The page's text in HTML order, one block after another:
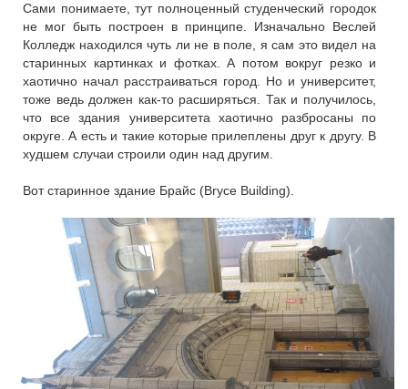
Сами понимаете, тут полноценный студенческий городок
не мог быть построен в принципе. Изначально Веслей
Колледж находился чуть ли не в поле, я сам это видел на
старинных картинках и фотках. А потом вокруг резко и
хаотично начал расстраиваться город. Но и университет,
тоже ведь должен как-то расширяться. Так и получилось,
что все здания университета хаотично разбросаны по
округе. А есть и такие которые прилеплены друг к другу. В
худшем случаи строили один над другим.
Вот старинное здание Брайc (Bryce Building).